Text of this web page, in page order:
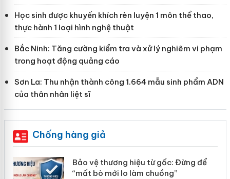
Học sinh được khuyến khích rèn luyện 1 môn thể thao,
thực hành 1 loại hình nghệ thuật
Bắc Ninh: Tăng cường kiểm tra và xử lý nghiêm vi phạm
trong hoạt động quảng cáo
Sơn La: Thu nhận thành công 1.664 mẫu sinh phẩm ADN
của thân nhân liệt sĩ
Chống hàng giả
Bảo vệ thương hiệu từ gốc: Đừng để
“mất bò mới lo làm chuồng”